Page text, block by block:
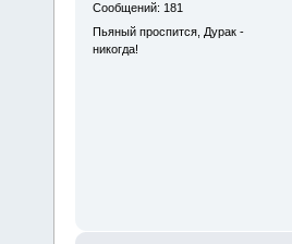
Сообщений: 181
Пьяный проспится, Дурак -
никогда!